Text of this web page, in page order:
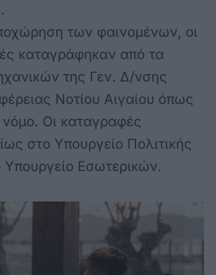
των φαινομένων, οι
καταγράφηκαν από τα
της Γεν. Δ/νσης
Νοτίου Αιγαίου όπως
Οι καταγραφές
στο Υπουργείο Πολιτικής
Εσωτερικών.